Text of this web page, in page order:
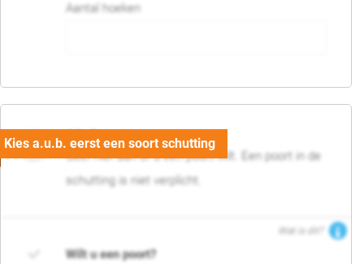
Aantal hoeken
05. Poort
Geef hier aan of u een poort wilt. Een poort in de
schutting is niet verplicht.
Wat is dit?
Wilt u een poort?